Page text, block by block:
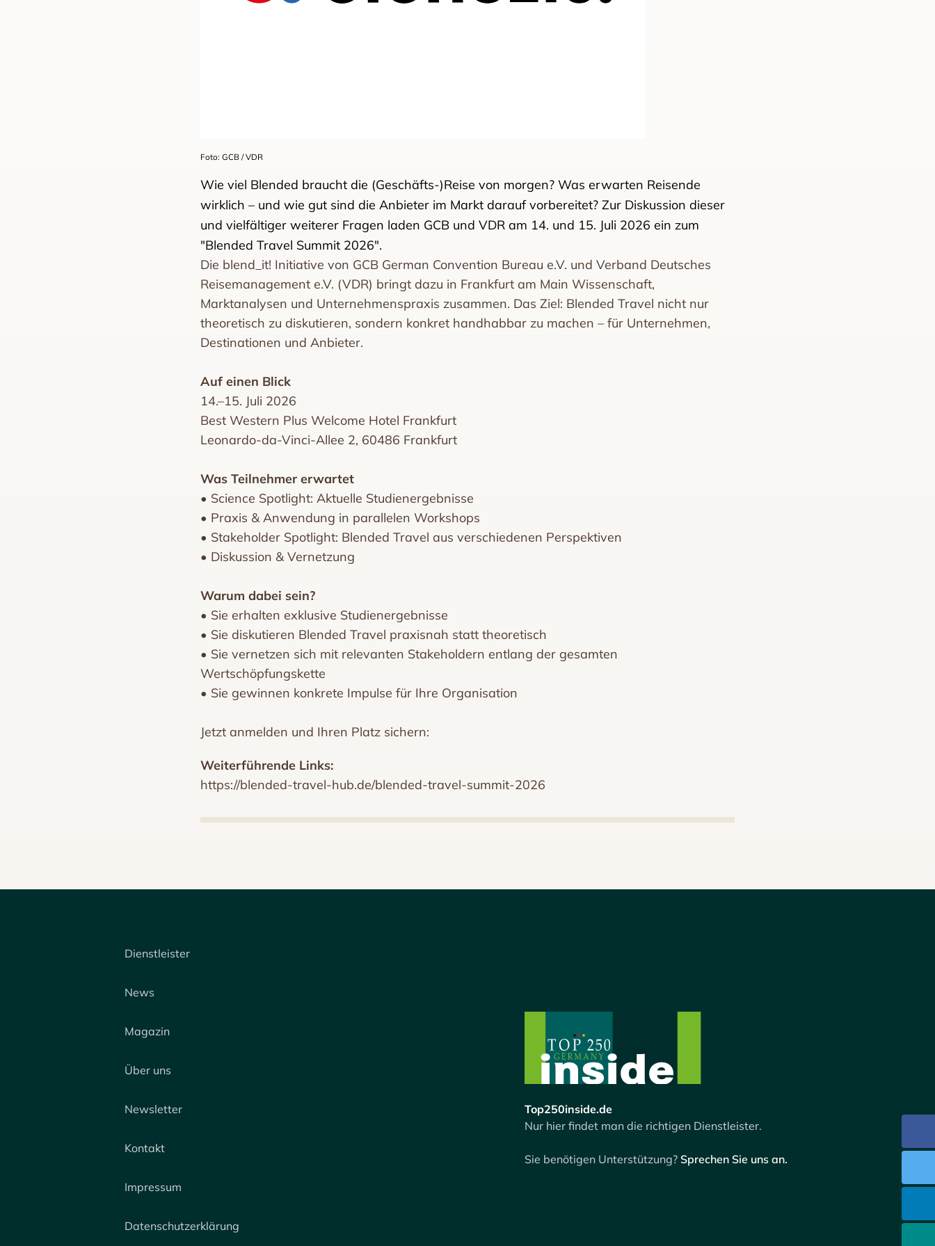
Foto: GCB / VDR
Wie viel Blended braucht die (Geschäfts-)Reise von morgen? Was erwarten Reisende
wirklich – und wie gut sind die Anbieter im Markt darauf vorbereitet? Zur Diskussion dieser
und vielfältiger weiterer Fragen laden GCB und VDR am 14. und 15. Juli 2026 ein zum
"Blended Travel Summit 2026".
Die blend_it! Initiative von GCB German Convention Bureau e.V. und Verband Deutsches
Reisemanagement e.V. (VDR) bringt dazu in Frankfurt am Main Wissenschaft,
Marktanalysen und Unternehmenspraxis zusammen. Das Ziel: Blended Travel nicht nur
theoretisch zu diskutieren, sondern konkret handhabbar zu machen – für Unternehmen,
Destinationen und Anbieter.
Auf einen Blick
14.–15. Juli 2026
Best Western Plus Welcome Hotel Frankfurt
Leonardo-da-Vinci-Allee 2, 60486 Frankfurt
Was Teilnehmer erwartet
• Science Spotlight: Aktuelle Studienergebnisse
• Praxis & Anwendung in parallelen Workshops
• Stakeholder Spotlight: Blended Travel aus verschiedenen Perspektiven
• Diskussion & Vernetzung
Warum dabei sein?
• Sie erhalten exklusive Studienergebnisse
• Sie diskutieren Blended Travel praxisnah statt theoretisch
• Sie vernetzen sich mit relevanten Stakeholdern entlang der gesamten
Wertschöpfungskette
• Sie gewinnen konkrete Impulse für Ihre Organisation
Jetzt anmelden und Ihren Platz sichern:
Weiterführende Links:
https://blended-travel-hub.de/blended-travel-summit-2026
Dienstleister
News
Magazin
Über uns
Newsletter
Kontakt
Impressum
Datenschutzerklärung
Top250inside.de
Nur hier findet man die richtigen Dienstleister.
Sie benötigen Unterstützung? Sprechen Sie uns an.